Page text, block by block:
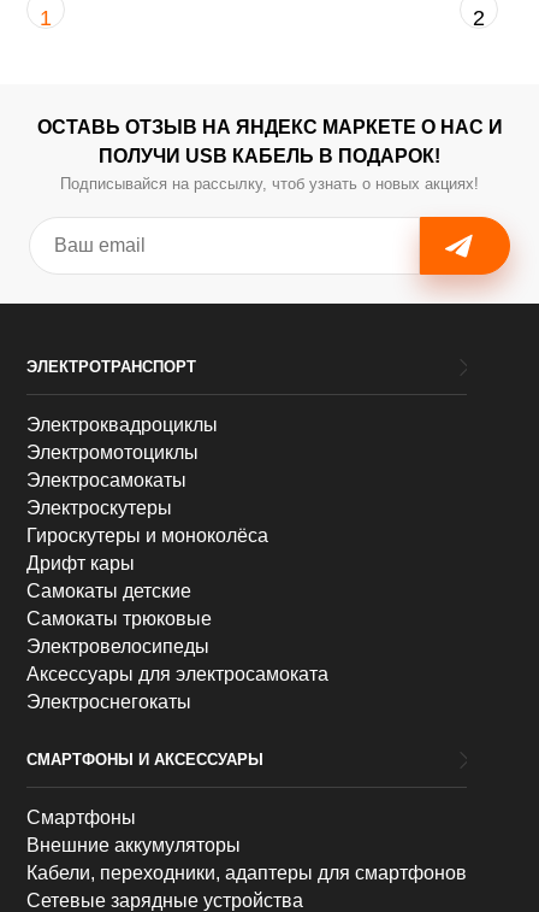
1 2
ОСТАВЬ ОТЗЫВ НА ЯНДЕКС МАРКЕТЕ О НАС И
ПОЛУЧИ USB КАБЕЛЬ В ПОДАРОК!
Подписывайся на рассылку, чтоб узнать о новых акциях!
ЭЛЕКТРОТРАНСПОРТ
Электроквадроциклы
Электромотоциклы
Электросамокаты
Электроскутеры
Гироскутеры и моноколёса
Дрифт кары
Самокаты детские
Самокаты трюковые
Электровелосипеды
Аксессуары для электросамоката
Электроснегокаты
СМАРТФОНЫ И АКСЕССУАРЫ
Смартфоны
Внешние аккумуляторы
Кабели, переходники, адаптеры для смартфонов
Сетевые зарядные устройства